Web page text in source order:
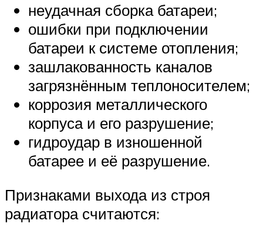
неудачная сборка батареи;
ошибки при подключении
батареи к системе отопления;
зашлакованность каналов
загрязнённым теплоносителем;
коррозия металлического
корпуса и его разрушение;
гидроудар в изношенной
батарее и её разрушение.
Признаками выхода из строя
радиатора считаются: